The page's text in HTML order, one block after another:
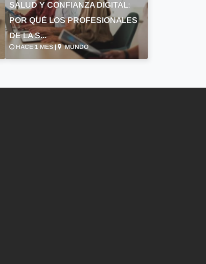
SALUD Y CONFIANZA DIGITAL:
POR QUÉ LOS PROFESIONALES
DE LA S...
HACE 1 MES | MUNDO